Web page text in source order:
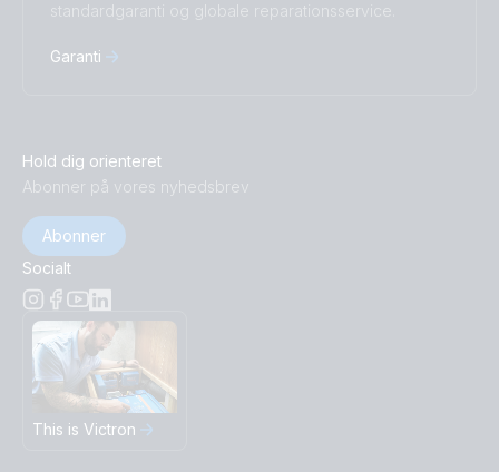
standardgaranti og globale reparationsservice.
Garanti
Hold dig orienteret
Abonner på vores nyhedsbrev
Abonner
Socialt
This is Victron